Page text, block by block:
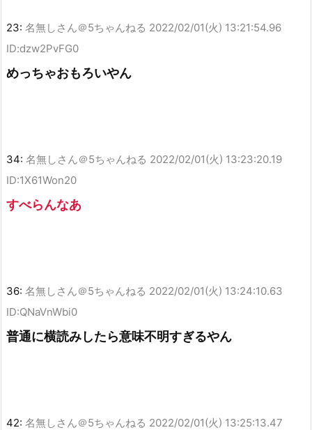
23: 名無しさん＠5ちゃんねる 2022/02/01(火) 13:21:54.96
ID:dzw2PvFG0
めっちゃおもろいやん
34: 名無しさん＠5ちゃんねる 2022/02/01(火) 13:23:20.19
ID:1X61Won20
すべらんなあ
36: 名無しさん＠5ちゃんねる 2022/02/01(火) 13:24:10.63
ID:QNaVnWbi0
普通に横読みしたら意味不明すぎるやん
42: 名無しさん＠5ちゃんねる 2022/02/01(火) 13:25:13.47